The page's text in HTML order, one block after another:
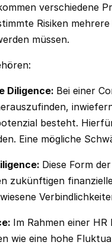
verschiedene
Risiken
müssen.
Diligence‍: Bei einer
besteht.
Eine mögliche
Diese Form
zukünftigen
Im Rahmen einer
wie eine hohe